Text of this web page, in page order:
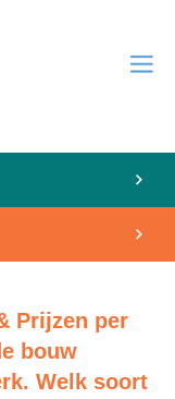
Prijzen per
bouw
Welk soort